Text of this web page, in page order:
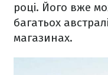
році. Його вже
багатьох
магазинах.